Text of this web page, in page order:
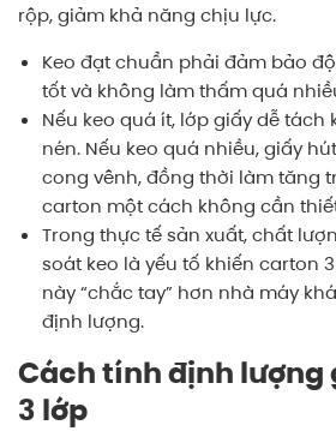
rộp, giảm khả năng chịu lực.
Keo đạt chuẩn phải đảm bảo
tốt và không làm thấm quá
Nếu keo quá ít, lớp giấy dễ tách
nén. Nếu keo quá nhiều, giấy
cong vênh, đồng thời làm tăng
carton một cách không cần
Trong thực tế sản xuất, chất
soát keo là yếu tố khiến carton
này “chắc tay” hơn nhà máy
định lượng.
Cách tính định lượng
3 lớp